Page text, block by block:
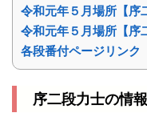
令和元年５月場所【序
令和元年５月場所【序
各段番付ページリンク
序二段力士の情報